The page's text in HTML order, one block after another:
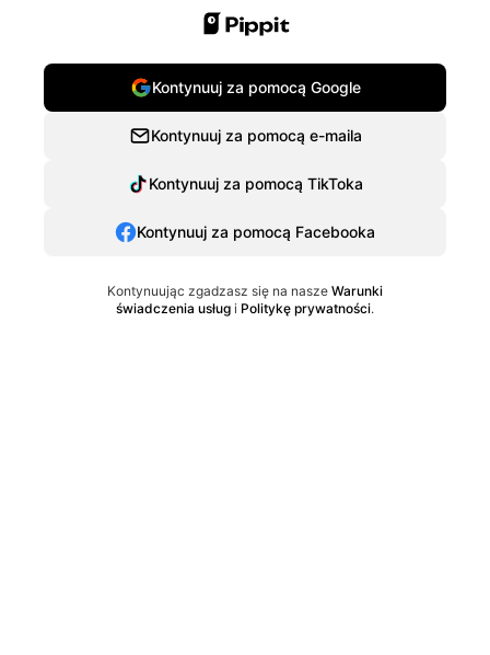
Kontynuuj za pomocą Google
Kontynuuj za pomocą e-maila
Kontynuuj za pomocą TikToka
Kontynuuj za pomocą Facebooka
Kontynuując zgadzasz się na nasze Warunki
świadczenia usług i Politykę prywatności.